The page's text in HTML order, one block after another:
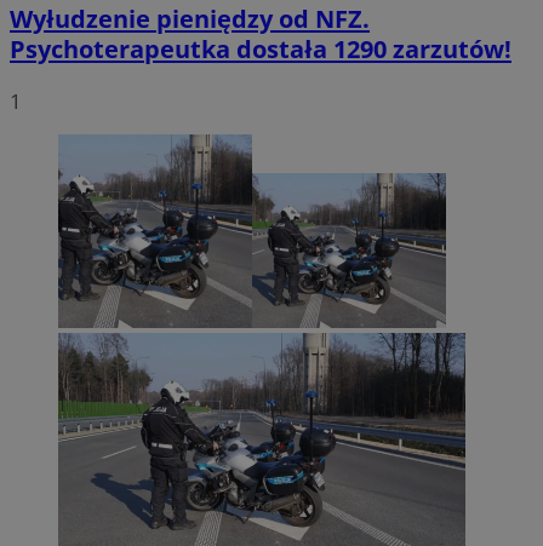
Wyłudzenie pieniędzy od NFZ.
Psychoterapeutka dostała 1290 zarzutów!
1